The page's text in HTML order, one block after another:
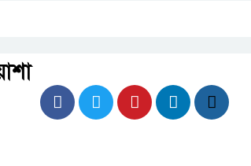
আত-তানযীল ইনস্টিটিউট চট্টগ্রাম দুবছর
ফ্যাসিবাদবিরোধী আন্দোলনে হত্যাকাণ্ডের
জুলাই স্মৃতি জাদুঘরের দুয়ার খুলেছে, উদ্বোধন